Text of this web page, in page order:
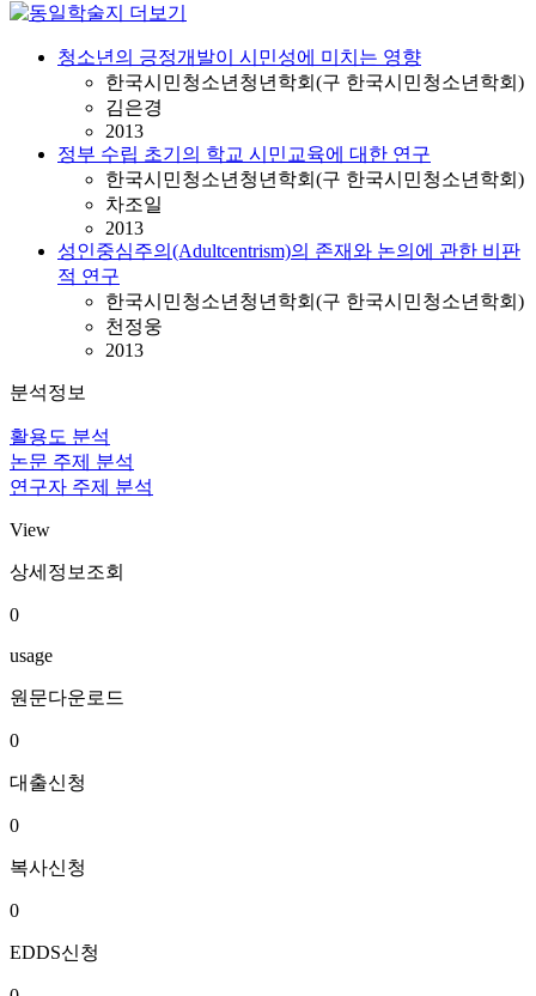
청소년의 긍정개발이 시민성에 미치는 영향
한국시민청소년청년학회(구 한국시민청소년학회)
김은경
2013
정부 수립 초기의 학교 시민교육에 대한 연구
한국시민청소년청년학회(구 한국시민청소년학회)
차조일
2013
성인중심주의(Adultcentrism)의 존재와 논의에 관한 비판
적 연구
한국시민청소년청년학회(구 한국시민청소년학회)
천정웅
2013
분석정보
활용도 분석
논문 주제 분석
연구자 주제 분석
View
상세정보조회
0
usage
원문다운로드
0
대출신청
0
복사신청
0
EDDS신청